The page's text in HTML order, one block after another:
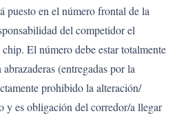
puesto en el número frontal de la
del competidor el
El número debe estar totalmente
(entregadas por la
prohibido la alteración/
y es obligación del corredor/a llegar